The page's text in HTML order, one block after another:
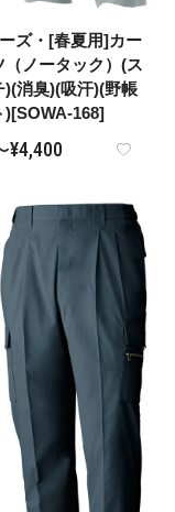
ズ・[春夏用]カー
（ノータック）(ス
)(消臭)(吸汗)(野帳
)[SOWA-168]
¥4,400